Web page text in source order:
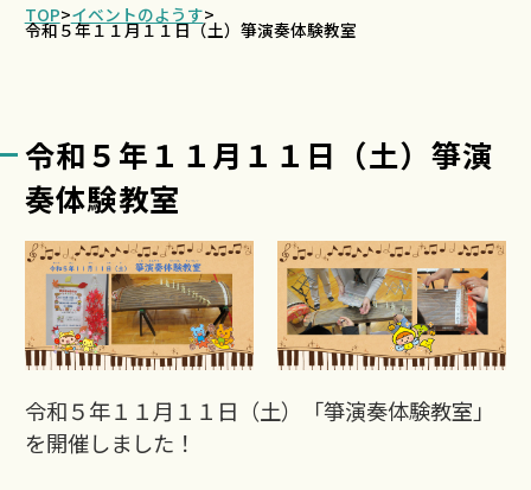
TOP>イベントのようす>
令和５年１１月１１日（土）箏演奏体験教室
令和５年１１月１１日（土）箏演
奏体験教室
令和５年１１月１１日（土）「箏演奏体験教室」
を開催しました！